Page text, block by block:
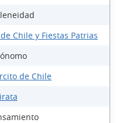
Chile y Fiestas Patrias
de Chile